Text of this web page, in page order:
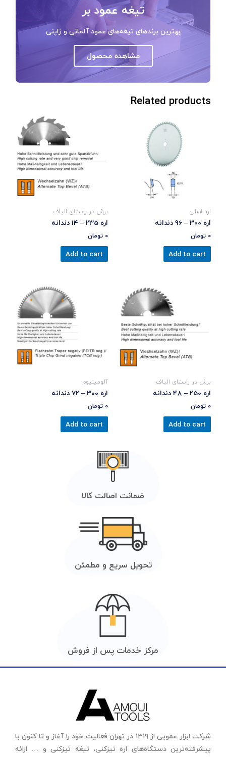
تیغه عمود بر
بهترین برندهای تیغه‌های عمود آلمانی و ژاپنی
مشاهده محصول
Related products
اره اصلی
اره 300 – 96 دندانه
0 تومان
Add to cart
برش در راستای الیاف
اره 235 – 14 دندانه
0 تومان
Add to cart
برش در راستای الیاف
اره 250 – 48 دندانه
0 تومان
Add to cart
آلومینیوم
اره 300 – 72 دندانه
0 تومان
Add to cart
ضمانت اصالت کالا
تحویل سریع و مطمئن
مرکز خدمات پس از فروش
شرکت ابزار عمویی از ۱۳۱۹ در تهران فعالیت خود را آغاز و تا کنون با
پیشرفته‌ترین دستگاه‌های اره تیزکنی، تیغه تیزکنی و … ارائه